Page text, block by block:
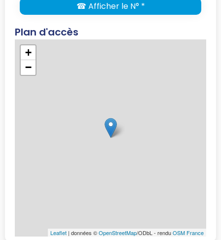
☎ Afficher le N° *
Plan d'accès
+
−
Leaflet | données ©OpenStreetMap/ODbL - renduOSM France